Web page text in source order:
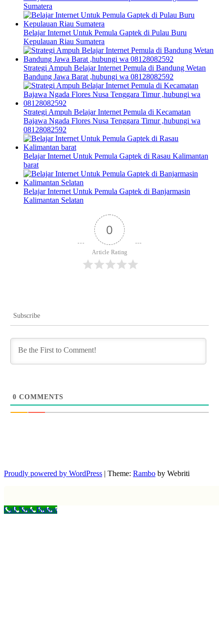
Sumatera
Belajar Internet Untuk Pemula Gaptek di Pulau Buru
Kepulauan Riau Sumatera
Strategi Ampuh Belajar Internet Pemula di Bandung Wetan
Bandung Jawa Barat ,hubungi wa 08128082592
Strategi Ampuh Belajar Internet Pemula di Kecamatan
Bajawa Ngada Flores Nusa Tenggara Timur ,hubungi wa
08128082592
Belajar Internet Untuk Pemula Gaptek di Rasau Kalimantan
barat
Belajar Internet Untuk Pemula Gaptek di Banjarmasin
Kalimantan Selatan
0
Article Rating
Subscribe
0 COMMENTS
Proudly powered by WordPress | Theme: Rambo by Webriti
Call Now Button